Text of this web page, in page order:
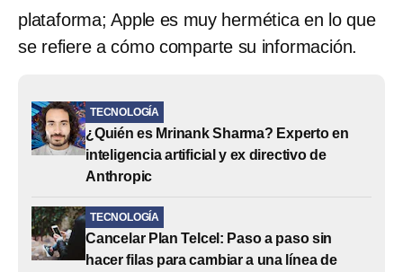
plataforma; Apple es muy hermética en lo que
se refiere a cómo comparte su información.
TECNOLOGÍA
¿Quién es Mrinank Sharma? Experto en
inteligencia artificial y ex directivo de
Anthropic
TECNOLOGÍA
Cancelar Plan Telcel: Paso a paso sin
hacer filas para cambiar a una línea de